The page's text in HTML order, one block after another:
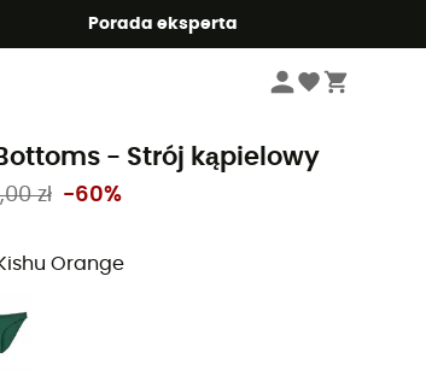
Porada eksperta
Kostium kąpielowy jednoczęściowy
- Strój kąpielowy
zł -60%
Orange